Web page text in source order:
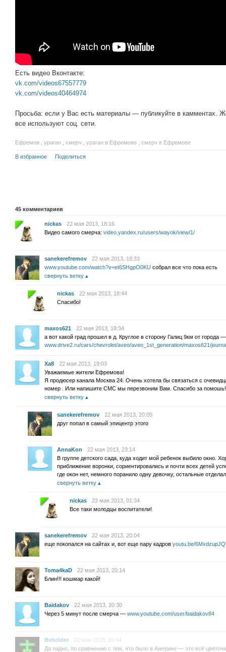
Есть видео Вконтакте:
vk.com/videos67557779
vk.com/videos40464974
Просьба: если у Вас есть материалы — публикуйте в камментах.
все используют соц. сети.
Ефремов ураган смерч ураган в Ефремове смерч в Ефремове
В избранное Поделиться
45 комментариев
nickas
22 мая 2013, 18:16
Видео самого смерча: video.yandex.ru/users/wayok/view/1/
sanekerefremov
22 мая 2013, 18:33
www.youtube.com/watch?v=et6SHgpO0KU собрал все что пока есть
свернуть ветку
nickas
22 мая 2013, 18:44
Спасибо!
maxos621
22 мая 2013, 18:34
а вот какой град прошел в д. Круглое в сторону Галиц 9км от города —
www.drive2.ru/cars/chevrolet/aveo/aveo_1st_generation/maxos621/
Xa8
22 мая 2013, 19:03
Уважаемые жители Ефремова!
Я продюсер канала Москва 24. Очень хотела бы связаться с
номер . Или напишите СМС мы перезвоним Вам. Спасибо за помошь!
свернуть ветку
sanekerefremov
22 мая 2013, 20:05
друг попал в самый эпицентр этого
AnnaKon
22 мая 2013, 23:14
В группе детского сада, куда ходит мой ребенок выбило окно.
приближение воронки, сориентировались и почти всех детей
где окон нет, немного поранило одну девочку, остальные
свернуть ветку
nickas
23 мая 2013, 01:34
Все таки молодцы воспитатели!
sanekerefremov
22 мая 2013, 20:04
еще покопался на сайтах и, вот еще пару кадров youtu.be/
Toma4kaD
22 мая 2013, 20:14
Блин!!! кошмар какой!
Baidakov
22 мая 2013, 20:30
Через 5 минут после смерча — www.youtube.com/user/baidakov84
Beholder
22 мая 2013, 20:44
Да ладно, по сравнению с тем, что было в Америке — это всё